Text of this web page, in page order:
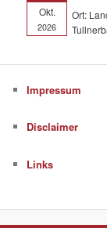
Okt.
2026
Ort:
Impressum
Disclaimer
Links